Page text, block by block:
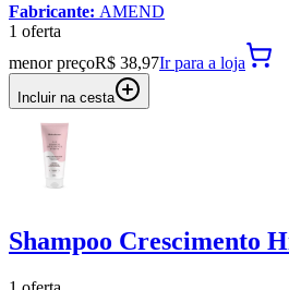
Fabricante: AMEND
1 oferta
menor preçoR$ 38,97Ir para a loja
Incluir na cesta
Shampoo Crescimento